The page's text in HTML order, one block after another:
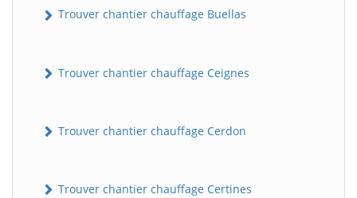
Trouver chantier chauffage Buellas
Trouver chantier chauffage Ceignes
Trouver chantier chauffage Cerdon
Trouver chantier chauffage Certines